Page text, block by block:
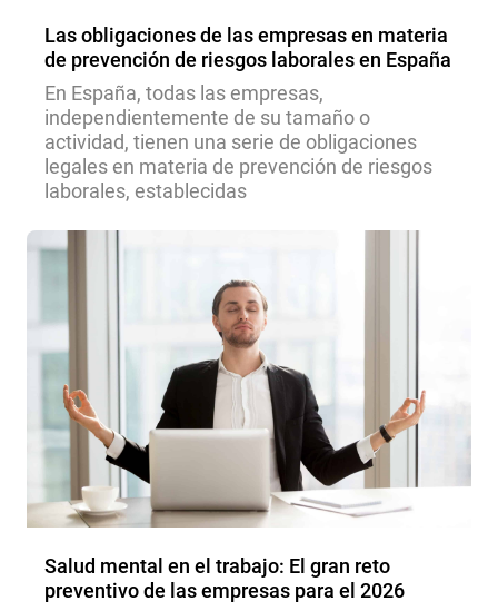
Las obligaciones de las empresas en materia
de prevención de riesgos laborales en España
En España, todas las empresas,
independientemente de su tamaño o
actividad, tienen una serie de obligaciones
legales en materia de prevención de riesgos
laborales, establecidas
Salud mental en el trabajo: El gran reto
preventivo de las empresas para el 2026